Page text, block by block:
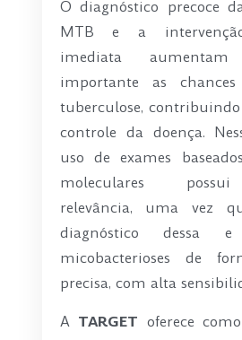
O diagnóstico precoce
MTB e a
imediata
importante as
tuberculose,
controle da doença.
uso de exames
moleculares
relevância, uma vez
diagnóstico dessa
micobacterioses de
precisa, com alta
A TARGET oferece